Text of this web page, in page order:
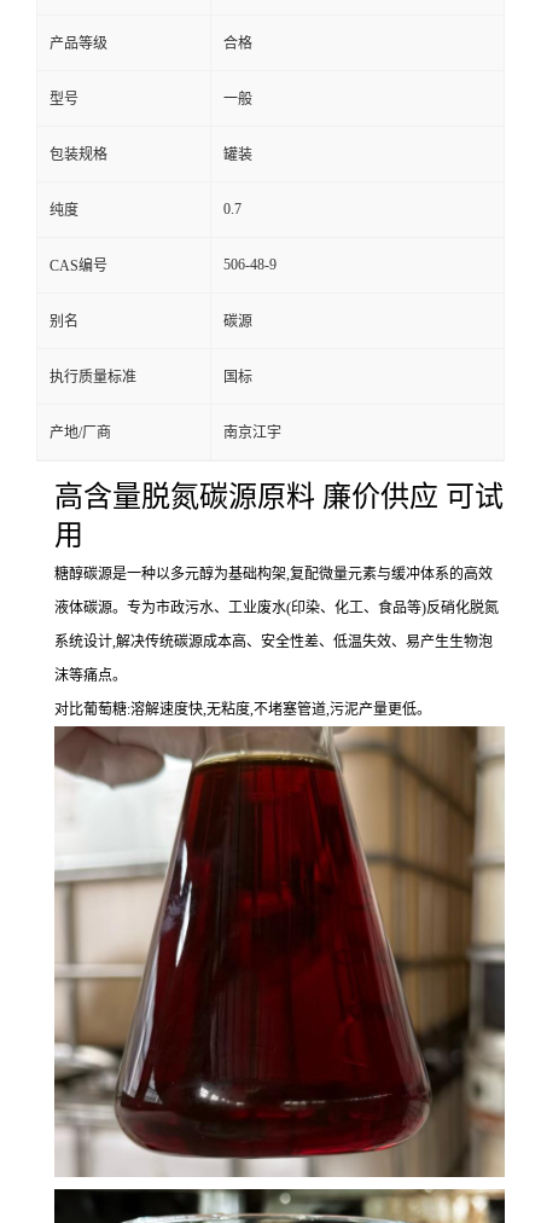
产品等级 合格
型号 一般
包装规格 罐装
纯度 0.7
CAS编号 506-48-9
别名 碳源
执行质量标准 国标
产地/厂商 南京江宇
高含量脱氮碳源原料 廉价供应 可试
用
糖醇碳源是一种以多元醇为基础构架,复配微量元素与缓冲体系的高效
液体碳源。专为市政污水、工业废水(印染、化工、食品等)反硝化脱氮
系统设计,解决传统碳源成本高、安全性差、低温失效、易产生生物泡
沫等痛点。
对比葡萄糖:溶解速度快,无粘度,不堵塞管道,污泥产量更低。